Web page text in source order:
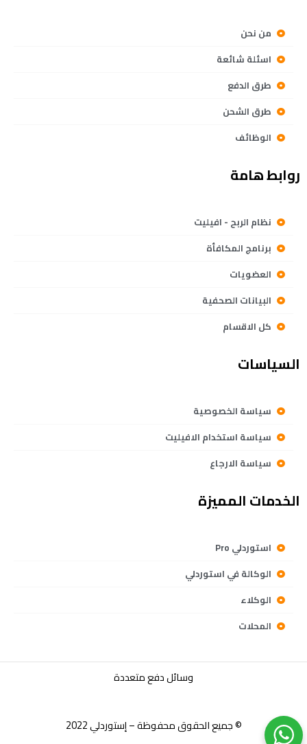
من نحن
اسئلة شائعة
طرق الدفع
طرق الشحن
الوظائف
روابط هامة
نظام الربح - افيليت
برنامج المكافأة
العضويات
البيانات الصحفية
كل الاقسام
السياسات
سياسة الخصوصية
سياسة استخدام الافيليت
سياسة الارجاع
الخدمات المميزة
استوردلي Pro
الوكالة في استوردلي
الوكلاء
المحلات
وسائل دفع متعددة
© جميع الحقوق محفوظة – إستوردلي 2022